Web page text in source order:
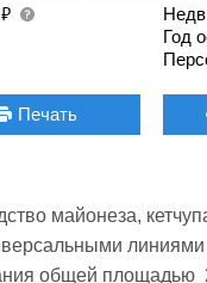
₽
Год
Печать
майонеза,
общей площадью